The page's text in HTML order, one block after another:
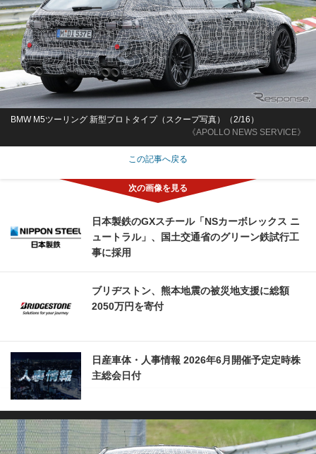
《APOLLO NEWS SERVICE》
BMW M5ツーリング 新型プロトタイプ（スクープ写真）（2/16）
この記事へ戻る
日本製鉄のGXスチール「NSカーボレックス ニ
ュートラル」、国土交通省のグリーン鉄試行工
事に採用
ブリヂストン、熊本地震の被災地支援に総額
2050万円を寄付
日産車体・人事情報 2026年6月開催予定定時株
主総会日付